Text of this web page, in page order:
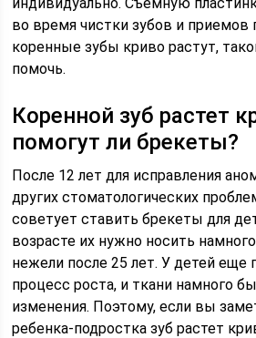
во время чистки зубов и приемов
коренные зубы криво растут,
помочь.
Коренной зуб растет
помогут ли брекеты?
После 12 лет для исправления
других стоматологических
советует ставить брекеты для
возрасте их нужно носить
нежели после 25 лет. У детей еще
процесс роста, и ткани намного
изменения. Поэтому, если вы
ребенка-подростка зуб растет